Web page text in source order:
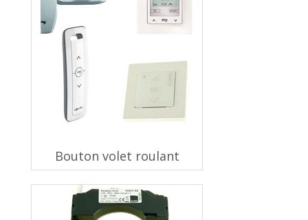
Bouton volet roulant